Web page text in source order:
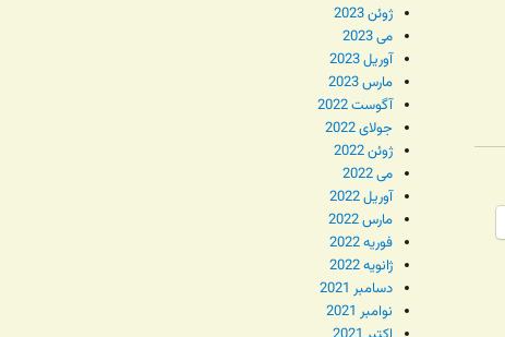
ژوئن 2023
می 2023
آوریل 2023
مارس 2023
آگوست 2022
جولای 2022
ژوئن 2022
می 2022
آوریل 2022
مارس 2022
فوریه 2022
ژانویه 2022
دسامبر 2021
نوامبر 2021